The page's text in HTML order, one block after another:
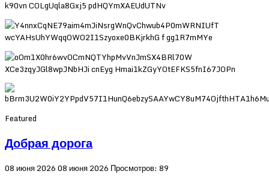
Featured
Добрая дорога
08 июня 202608 июня 2026 Просмотров: 89